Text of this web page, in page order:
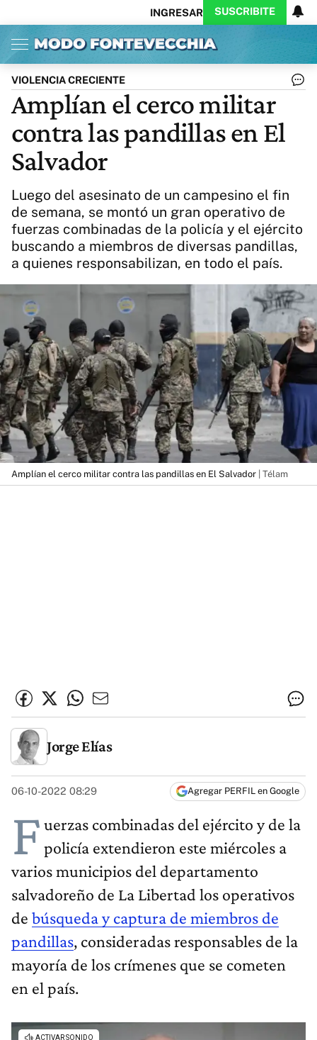
INGRESAR SUSCRIBITE
Inicio Ahora
Opinión
Política
Ciencia
Protagonistas
Cultura
Arte
Educación
Internacional
CARAS
Exitoina
Turismo
Videos
Business
Exitoina
Gaming
Vivo
Diario del Juicio
Actualidad
VIOLENCIA CRECIENTE
Amplían el cerco militar
contra las pandillas en El
Salvador
Luego del asesinato de un campesino el fin
de semana, se montó un gran operativo de
fuerzas combinadas de la policía y el ejército
buscando a miembros de diversas pandillas,
a quienes responsabilizan, en todo el país.
Amplían el cerco militar contra las pandillas en El Salvador | Télam
Jorge Elías
06-10-2022 08:29 Agregar PERFIL en Google
F uerzas combinadas del ejército y de la
policía extendieron este miércoles a
varios municipios del departamento
salvadoreño de La Libertad los operativos
de búsqueda y captura de miembros de
pandillas, consideradas responsables de la
mayoría de los crímenes que se cometen
en el país.